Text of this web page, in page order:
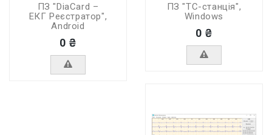
ПЗ "DiaCard –
ЕКГ Реєстратор",
Android
0 ₴
ПЗ "TC-станція",
Windows
0 ₴